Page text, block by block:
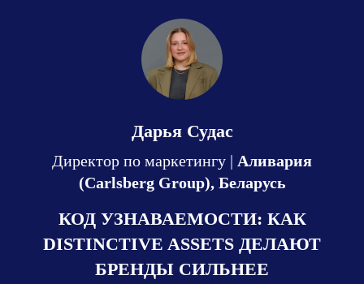
Дарья Судас
Директор по маркетингу | Аливария
(Carlsberg Group), Беларусь
КОД УЗНАВАЕМОСТИ: КАК
DISTINCTIVE ASSETS ДЕЛАЮТ
БРЕНДЫ СИЛЬНЕЕ